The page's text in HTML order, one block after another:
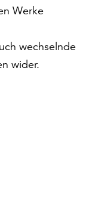
Werke
wechselnde
wider.